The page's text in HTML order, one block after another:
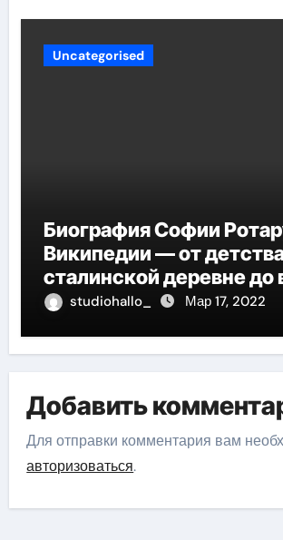
Uncategorised
Биография Софии
Википедии — от
сталинской деревне до
карьеры и яркой личной
studiohallo_ Мар 17, 2022
Добавить
Для отправки комментария вам
авторизоваться.